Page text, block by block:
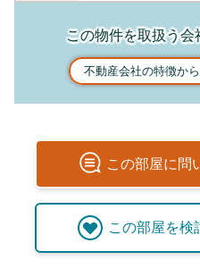
この物件を取扱う
不動産会社の特徴か
この部屋に問
この部屋を検